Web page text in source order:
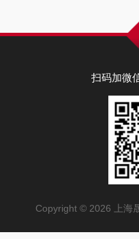
扫码加微
Copyright © 2026 上海